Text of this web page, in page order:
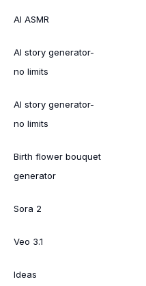
AI ASMR
AI story generator-
no limits
AI story generator-
no limits
Birth flower bouquet
generator
Sora 2
Veo 3.1
Ideas